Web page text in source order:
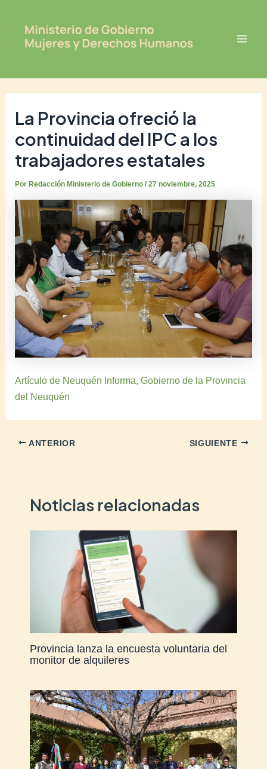
contenido
La Provincia ofreció la
continuidad del IPC a los
trabajadores estatales
Por Redacción Ministerio de Gobierno/27 noviembre, 2025
Artículo de Neuquén Informa, Gobierno de la Provincia
del Neuquén
navigation
ANTERIOR SIGUIENTE
Noticias relacionadas
Provincia lanza la encuesta voluntaria del
monitor de alquileres